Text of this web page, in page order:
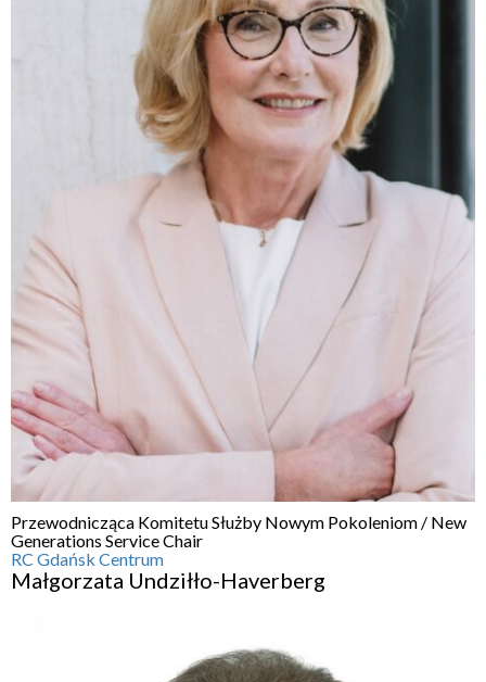
Przewodnicząca Komitetu Służby Nowym Pokoleniom / New
Generations Service Chair
RC Gdańsk Centrum
Małgorzata Undziłło-Haverberg